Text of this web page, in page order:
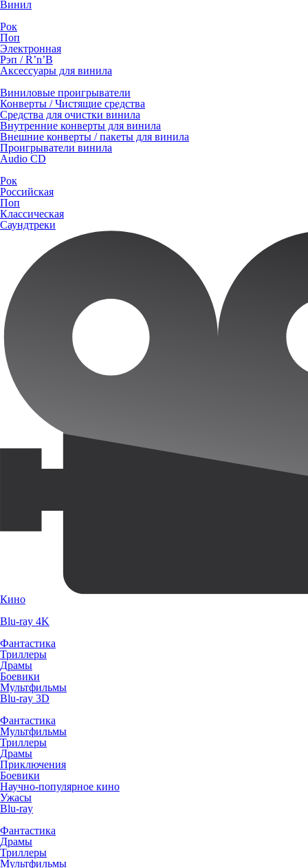
Винил
Рок
Поп
Электронная
Рэп / R’n’B
Аксессуары для винила
Виниловые проигрыватели
Конверты / Чистящие средства
Средства для очистки винила
Внутренние конверты для винила
Внешние конверты / пакеты для винила
Проигрыватели винила
Audio CD
Рок
Российская
Поп
Классическая
Саундтреки
Кино
Blu-ray 4K
Фантастика
Триллеры
Драмы
Боевики
Мультфильмы
Blu-ray 3D
Фантастика
Мультфильмы
Триллеры
Драмы
Приключения
Боевики
Научно-популярное кино
Ужасы
Blu-ray
Фантастика
Драмы
Триллеры
Мультфильмы